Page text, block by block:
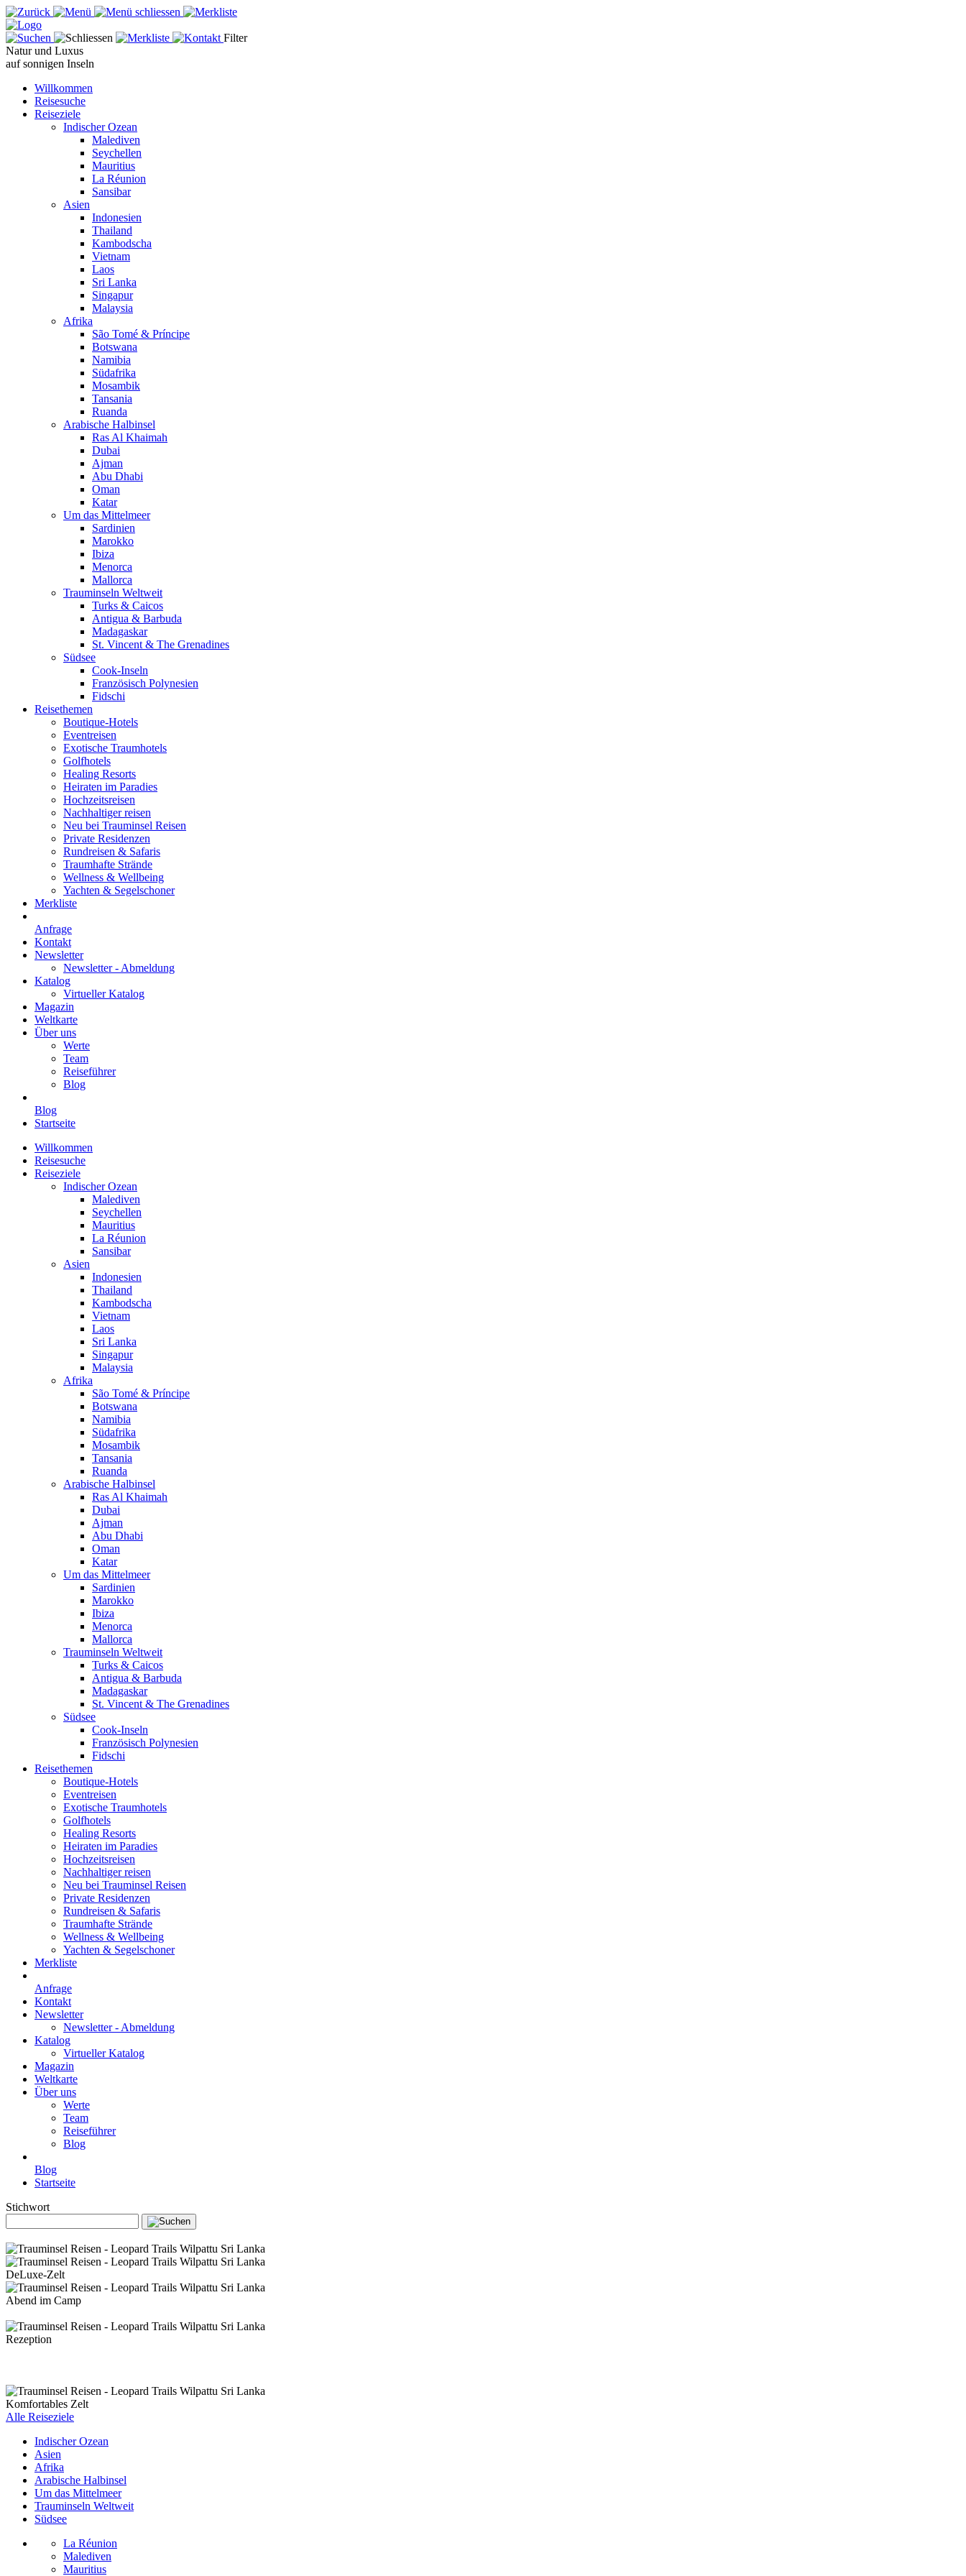
Filter
Natur und Luxus
auf sonnigen Inseln
Willkommen
Reisesuche
Reiseziele
Indischer Ozean
Malediven
Seychellen
Mauritius
La Réunion
Sansibar
Asien
Indonesien
Thailand
Kambodscha
Vietnam
Laos
Sri Lanka
Singapur
Malaysia
Afrika
São Tomé & Príncipe
Botswana
Namibia
Südafrika
Mosambik
Tansania
Ruanda
Arabische Halbinsel
Ras Al Khaimah
Dubai
Ajman
Abu Dhabi
Oman
Katar
Um das Mittelmeer
Sardinien
Marokko
Ibiza
Menorca
Mallorca
Trauminseln Weltweit
Turks & Caicos
Antigua & Barbuda
Madagaskar
St. Vincent & The Grenadines
Südsee
Cook-Inseln
Französisch Polynesien
Fidschi
Reisethemen
Boutique-Hotels
Eventreisen
Exotische Traumhotels
Golfhotels
Healing Resorts
Heiraten im Paradies
Hochzeitsreisen
Nachhaltiger reisen
Neu bei Trauminsel Reisen
Private Residenzen
Rundreisen & Safaris
Traumhafte Strände
Wellness & Wellbeing
Yachten & Segelschoner
Merkliste
Anfrage
Kontakt
Newsletter
Newsletter - Abmeldung
Katalog
Virtueller Katalog
Magazin
Weltkarte
Über uns
Werte
Team
Reiseführer
Blog
Blog
Startseite
Willkommen
Reisesuche
Reiseziele
Indischer Ozean
Malediven
Seychellen
Mauritius
La Réunion
Sansibar
Asien
Indonesien
Thailand
Kambodscha
Vietnam
Laos
Sri Lanka
Singapur
Malaysia
Afrika
São Tomé & Príncipe
Botswana
Namibia
Südafrika
Mosambik
Tansania
Ruanda
Arabische Halbinsel
Ras Al Khaimah
Dubai
Ajman
Abu Dhabi
Oman
Katar
Um das Mittelmeer
Sardinien
Marokko
Ibiza
Menorca
Mallorca
Trauminseln Weltweit
Turks & Caicos
Antigua & Barbuda
Madagaskar
St. Vincent & The Grenadines
Südsee
Cook-Inseln
Französisch Polynesien
Fidschi
Reisethemen
Boutique-Hotels
Eventreisen
Exotische Traumhotels
Golfhotels
Healing Resorts
Heiraten im Paradies
Hochzeitsreisen
Nachhaltiger reisen
Neu bei Trauminsel Reisen
Private Residenzen
Rundreisen & Safaris
Traumhafte Strände
Wellness & Wellbeing
Yachten & Segelschoner
Merkliste
Anfrage
Kontakt
Newsletter
Newsletter - Abmeldung
Katalog
Virtueller Katalog
Magazin
Weltkarte
Über uns
Werte
Team
Reiseführer
Blog
Blog
Startseite
Stichwort
DeLuxe-Zelt
Abend im Camp
Rezeption
Komfortables Zelt
Alle Reiseziele
Indischer Ozean
Asien
Afrika
Arabische Halbinsel
Um das Mittelmeer
Trauminseln Weltweit
Südsee
La Réunion
Malediven
Mauritius